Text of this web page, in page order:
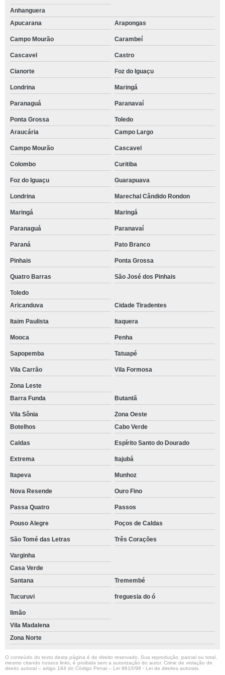
Anhanguera
Apucarana
Arapongas
Campo Mourão Carambeí
Cascavel Castro
Cianorte Foz do Iguaçu
Londrina Maringá
Paranaguá Paranavaí
Ponta Grossa
Toledo
Araucária
Campo Largo
Campo Mourão Cascavel
Colombo Curitiba
Foz do Iguaçu Guarapuava
Londrina Marechal Cândido Rondon
Maringá Maringá
Paranaguá Paranavaí
Paraná Pato Branco
Pinhais Ponta Grossa
Quatro Barras São José dos Pinhais
Toledo
Aricanduva
Cidade Tiradentes
Itaim Paulista Itaquera
Mooca Penha
Sapopemba Tatuapé
Vila Carrão Vila Formosa
Zona Leste
Barra Funda
Butantã
Vila Sônia
Zona Oeste
Botelhos
Cabo Verde
Caldas Espírito Santo do Dourado
Extrema Itajubá
Itapeva Munhoz
Nova Resende Ouro Fino
Passa Quatro Passos
Pouso Alegre Poços de Caldas
São Tomé das Letras Três Corações
Varginha
Casa Verde
Santana
Tremembé
Tucuruvi freguesia do ó
limão
Vila Madalena
Zona Norte
O conteúdo do texto desta página é de direito reservado. Sua reprodução, parcial ou total,
mesmo citando nossos links, é proibida sem a autorização do autor. Crime de violação de
direito autoral – artigo 184 do Código Penal – Lei 9610/98 - Lei de direitos autorais